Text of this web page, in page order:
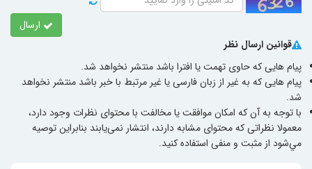
ارسال
قوانین ارسال نظر
پیام هایی که حاوی تهمت یا افترا باشد منتشر نخواهد شد.
پیام هایی که به غیر از زبان فارسی یا غیر مرتبط با خبر باشد منتشر نخواهد
شد.
با توجه به آن که امکان موافقت یا مخالفت با محتوای نظرات وجود دارد،
معمولا نظراتی که محتوای مشابه دارند، انتشار نمی‌یابند بنابراین توصيه
مي‌شود از مثبت و منفی استفاده کنید.